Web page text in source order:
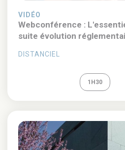
VIDÉO
Webconférence :
suite évolution
DISTANCIEL
1H30